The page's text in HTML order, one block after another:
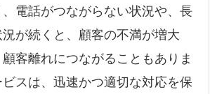
電話がつながらない状況や、長
が続くと、顧客の不満が増大
客離れにつながることもありま
スは、迅速かつ適切な対応を保